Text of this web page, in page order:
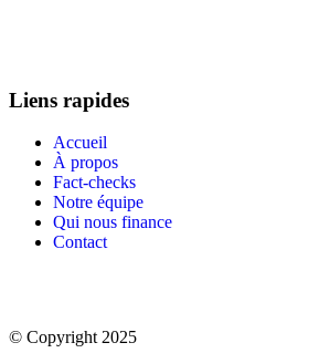
Liens rapides
Accueil
À propos
Fact-checks
Notre équipe
Qui nous finance
Contact
© Copyright 2025